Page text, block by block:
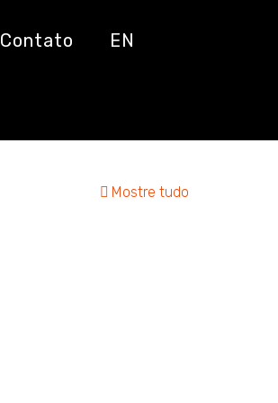
Contato EN
Mostre tudo